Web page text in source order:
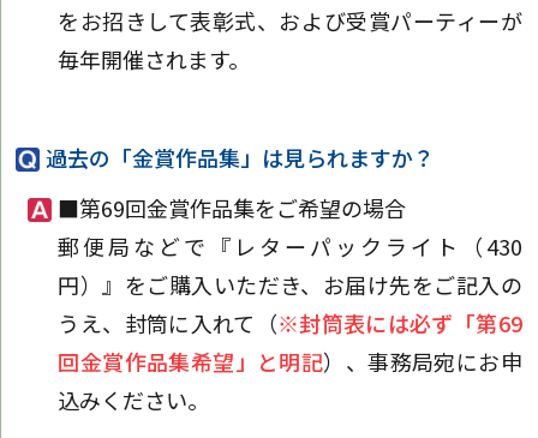
をお招きして表彰式、および受賞パーティーが
毎年開催されます。
過去の「金賞作品集」は見られますか？
■第69回金賞作品集をご希望の場合
郵便局などで『レターパックライト（430
円）』をご購入いただき、お届け先をご記入の
うえ、封筒に入れて（※封筒表には必ず「第69
回金賞作品集希望」と明記）、事務局宛にお申
込みください。